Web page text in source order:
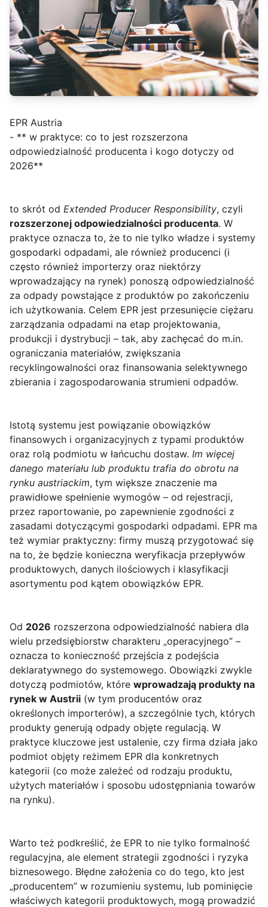
EPR Austria
- ** w praktyce: co to jest rozszerzona
odpowiedzialność producenta i kogo dotyczy od
2026**
to skrót od Extended Producer Responsibility, czyli
rozszerzonej odpowiedzialności producenta. W
praktyce oznacza to, że to nie tylko władze i systemy
gospodarki odpadami, ale również producenci (i
często również importerzy oraz niektórzy
wprowadzający na rynek) ponoszą odpowiedzialność
za odpady powstające z produktów po zakończeniu
ich użytkowania. Celem EPR jest przesunięcie ciężaru
zarządzania odpadami na etap projektowania,
produkcji i dystrybucji – tak, aby zachęcać do m.in.
ograniczania materiałów, zwiększania
recyklingowalności oraz finansowania selektywnego
zbierania i zagospodarowania strumieni odpadów.
Istotą systemu jest powiązanie obowiązków
finansowych i organizacyjnych z typami produktów
oraz rolą podmiotu w łańcuchu dostaw. Im więcej
danego materiału lub produktu trafia do obrotu na
rynku austriackim, tym większe znaczenie ma
prawidłowe spełnienie wymogów – od rejestracji,
przez raportowanie, po zapewnienie zgodności z
zasadami dotyczącymi gospodarki odpadami. EPR ma
też wymiar praktyczny: firmy muszą przygotować się
na to, że będzie konieczna weryfikacja przepływów
produktowych, danych ilościowych i klasyfikacji
asortymentu pod kątem obowiązków EPR.
Od 2026 rozszerzona odpowiedzialność nabiera dla
wielu przedsiębiorstw charakteru „operacyjnego” –
oznacza to konieczność przejścia z podejścia
deklaratywnego do systemowego. Obowiązki zwykle
dotyczą podmiotów, które wprowadzają produkty na
rynek w Austrii (w tym producentów oraz
określonych importerów), a szczególnie tych, których
produkty generują odpady objęte regulacją. W
praktyce kluczowe jest ustalenie, czy firma działa jako
podmiot objęty reżimem EPR dla konkretnych
kategorii (co może zależeć od rodzaju produktu,
użytych materiałów i sposobu udostępniania towarów
na rynku).
Warto też podkreślić, że EPR to nie tylko formalność
regulacyjna, ale element strategii zgodności i ryzyka
biznesowego. Błędne założenia co do tego, kto jest
„producentem” w rozumieniu systemu, lub pominięcie
właściwych kategorii produktowych, mogą prowadzić